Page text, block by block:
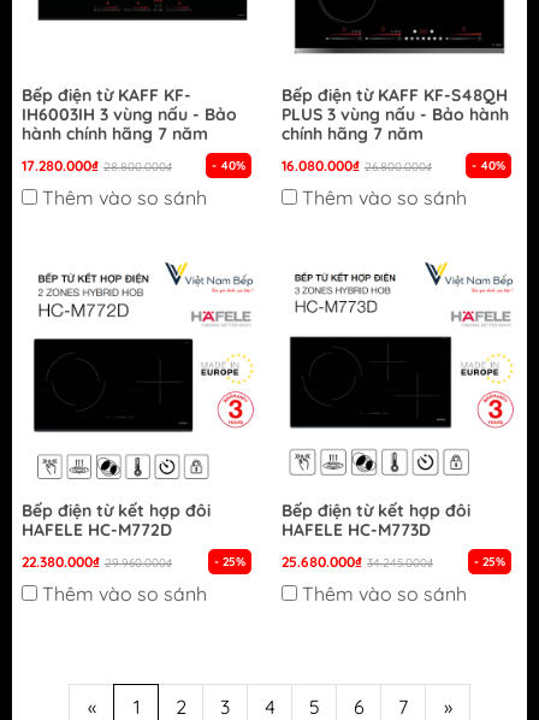
Bếp điện từ KAFF KF-
IH6003IH 3 vùng nấu - Bảo
hành chính hãng 7 năm
17.280.000₫ 28.800.000₫ - 40%
Thêm vào so sánh
Bếp điện từ KAFF KF-S48QH
PLUS 3 vùng nấu - Bảo hành
chính hãng 7 năm
16.080.000₫ 26.800.000₫ - 40%
Thêm vào so sánh
Bếp điện từ kết hợp đôi
HAFELE HC-M772D
22.380.000₫ 29.960.000₫ - 25%
Thêm vào so sánh
Bếp điện từ kết hợp đôi
HAFELE HC-M773D
25.680.000₫ 34.245.000₫ - 25%
Thêm vào so sánh
« 1 2 3 4 5 6 7 »